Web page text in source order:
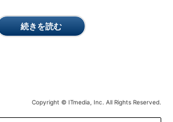
続きを読む
Copyright © ITmedia, Inc. All Rights Reserved.